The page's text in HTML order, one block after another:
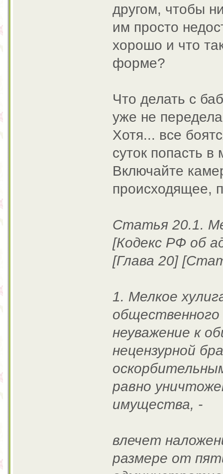
другом, чтобы
им просто
хорошо и что
форме?
Что делать с
уже не
Хотя... все
суток попасть в
Включайте
происходящее,
Статья 20.1.
[Кодекс РФ об
[Глава 20]
1. Мелкое
неуважение к
нецензурной
равно
имущества, -
влечет
размере от